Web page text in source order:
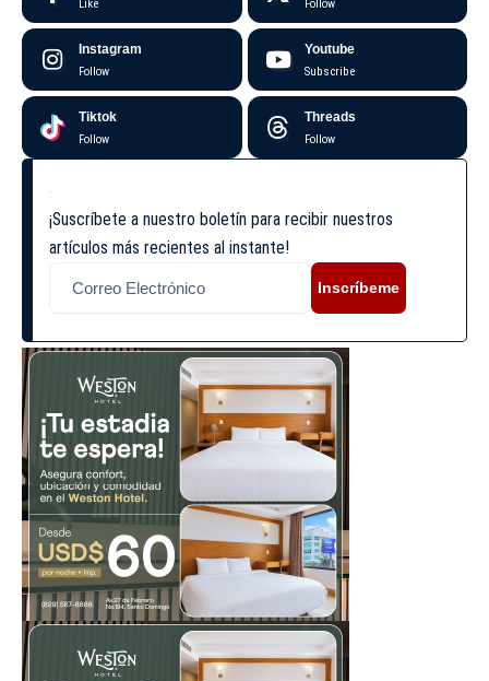
Like Follow
Instagram
Follow
Youtube
Subscribe
Tiktok
Follow
Threads
Follow
¡Suscríbete a nuestro boletín para recibir nuestros
artículos más recientes al instante!
Inscríbeme